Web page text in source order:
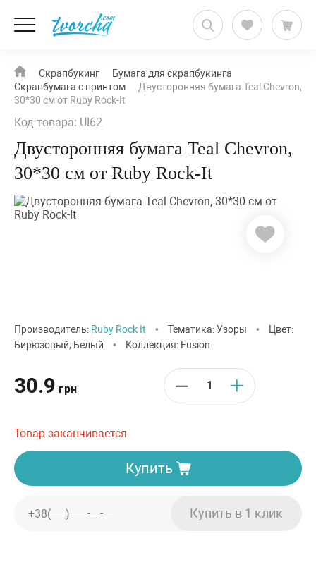
Скрапбукинг
Бумага для скрапбукинга
Скрапбумага с принтом
Двусторонняя бумага Teal Chevron,
30*30 см от Ruby Rock-It
Код товара: UI62
Двусторонняя бумага Teal Chevron,
30*30 см от Ruby Rock-It
Производитель: Ruby Rock It • Тематика: Узоры •
Цвет:
Бирюзовый, Белый
• Коллекция: Fusion
30.9 грн
Товар заканчивается
Купить